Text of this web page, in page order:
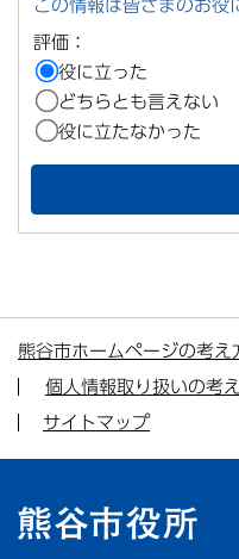
この情報は皆さまのお役
評価：
役に立った
どちらとも言えない
役に立たなかった
熊谷市ホームページの考え
個人情報取り扱いの考
サイトマップ